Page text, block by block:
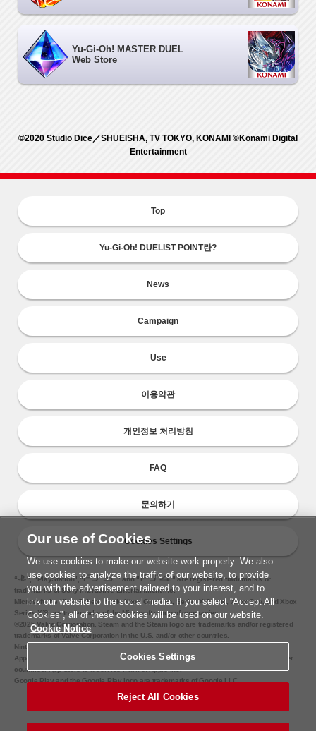
Yu-Gi-Oh! MASTER DUEL
Web Store
©2020 Studio Dice／SHUEISHA, TV TOKYO, KONAMI ©Konami Digital
Entertainment
Top
Yu-Gi-Oh! DUELIST POINT란?
News
Campaign
Use
이용약관
개인정보 처리방침
FAQ
문의하기
Cookies Settings
“ ", "PlayStation"," " and "
" are registered trademarks or
trademarks of Sony Interactive Entertainment Inc.
Microsoft, the Xbox Sphere mark, Xbox One logo, Series X|S logo, Xbox One, and Xbox
Series X|S are trademarks of the Microsoft group of companies.
©2025 Valve Corporation. Steam and the Steam logo are trademarks and/or registered
trademarks of Valve Corporation in the U.S. and/or other countries.
Nintendo Switch is a trademark of Nintendo.
Apple and the Apple logo are trademarks of Apple Inc., registered in the U.S. and other
countries. App Store is a service mark of Apple Inc.
Google Play and the Google Play logo are trademarks of Google LLC.
Our use of Cookies
We use cookies to make our website work properly. We also
use cookies to analyze the traffic of our website, to provide
you with the advertisement tailored to your interest, and to
link our website to the social media. If you select “Accept All
Cookies”, all of these cookies will be used on our website.
Cookie Notice
Cookies Settings
Reject All Cookies